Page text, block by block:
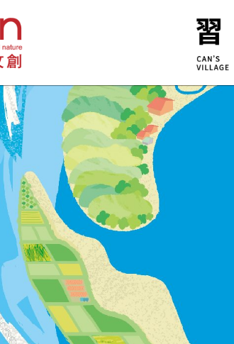
合習聚落